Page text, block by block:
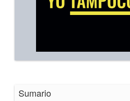
Sumario